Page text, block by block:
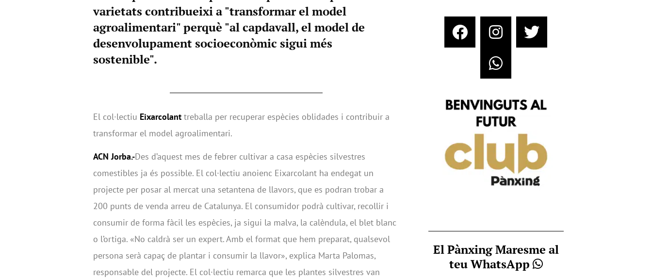
varietats contribueixi a "transformar el model
agroalimentari" perquè "al capdavall, el model de
desenvolupament socioeconòmic sigui més
sostenible".
El col·lectiu Eixarcolant treballa per recuperar espècies oblidades i contribuir a
transformar el model agroalimentari.
ACN Jorba.-Des d’aquest mes de febrer cultivar a casa espècies silvestres
comestibles ja és possible. El col·lectiu anoienc Eixarcolant ha endegat un
projecte per posar al mercat una setantena de llavors, que es podran trobar a
200 punts de venda arreu de Catalunya. El consumidor podrà cultivar, recollir i
consumir de forma fàcil les espècies, ja sigui la malva, la calèndula, el blet blanc
o l’ortiga. «No caldrà ser un expert. Amb el format que hem preparat, qualsevol
persona serà capaç de plantar i consumir la llavor», explica Marta Palomas,
responsable del projecte. El col·lectiu remarca que les plantes silvestres van
El Pànxing Maresme al
teu WhatsApp